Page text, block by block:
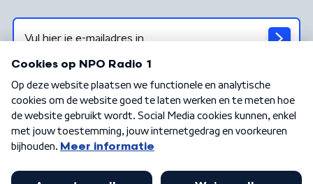
Algemene voorwaarden